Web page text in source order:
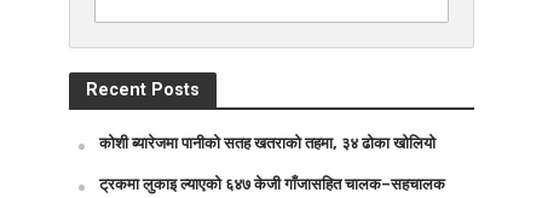
Recent Posts
कोशी ब्यारेजमा पानीको सतह खतराको तहमा, ३४ ढोका खोलियो
ट्रकमा लुकाइ ल्याएको ६४७ केजी गाँजासहित चालक–सहचालक